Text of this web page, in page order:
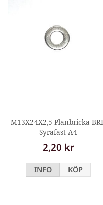
M13X24X2,5 Planbricka
Syrafast A4
2,20 kr
INFO KÖP